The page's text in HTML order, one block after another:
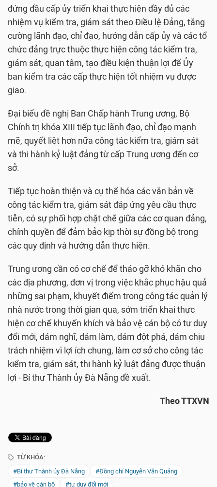
đứng đầu cấp ủy triển khai thực hiện đầy đủ các
nhiệm vụ kiểm tra, giám sát theo Điều lệ Đảng, tăng
cường lãnh đạo, chỉ đạo, hướng dẫn cấp ủy và các tổ
chức đảng trực thuộc thực hiện công tác kiểm tra,
giám sát, quan tâm, tạo điều kiện thuận lợi để Ủy
ban kiểm tra các cấp thực hiện tốt nhiệm vụ được
giao.
Đại biểu đề nghị Ban Chấp hành Trung ương, Bộ
Chính trị khóa XIII tiếp tục lãnh đạo, chỉ đạo mạnh
mẽ, quyết liệt hơn nữa công tác kiểm tra, giám sát
và thi hành kỷ luật đảng từ cấp Trung ương đến cơ
sở.
Tiếp tục hoàn thiện và cụ thể hóa các văn bản về
công tác kiểm tra, giám sát đáp ứng yêu cầu thực
tiễn, có sự phối hợp chặt chẽ giữa các cơ quan đảng,
chính quyền để đảm bảo kịp thời sự đồng bộ trong
các quy định và hướng dẫn thực hiện.
Trung ương cần có cơ chế để tháo gỡ khó khăn cho
các địa phương, đơn vị trong việc khắc phục hậu quả
những sai phạm, khuyết điểm trong công tác quản lý
nhà nước trong thời gian qua, sớm triển khai thực
hiện cơ chế khuyến khích và bảo vệ cán bộ có tư duy
đổi mới, dám nghĩ, dám làm, dám đột phá, dám chịu
trách nhiệm vì lợi ích chung, làm cơ sở cho công tác
kiểm tra, giám sát, thi hành kỷ luật đảng được thuận
lợi - Bí thư Thành ủy Đà Nẵng đề xuất.
Theo TTXVN
TỪ KHÓA:
#Bí thư Thành ủy Đà Nẵng
#Đồng chí Nguyễn Văn Quảng
#bảo vệ cán bộ
#tư duy đổi mới